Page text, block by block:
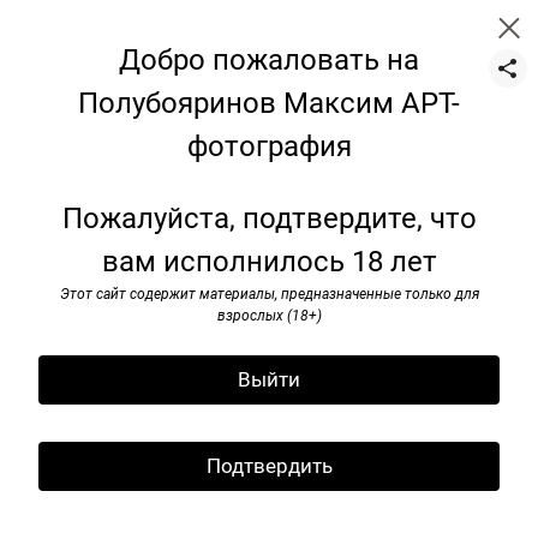
Добро пожаловать на
Полубояринов Максим АРТ-
фотография
Пожалуйста, подтвердите, что
вам исполнилось 18 лет
Этот сайт содержит материалы, предназначенные только для
взрослых (18+)
Выйти
Подтвердить
Натюрморт